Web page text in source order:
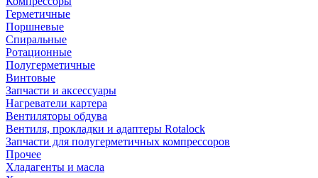
Герметичные
Поршневые
Спиральные
Ротационные
Полугерметичные
Винтовые
Запчасти и аксессуары
Нагреватели картера
Вентиляторы обдува
Вентиля, прокладки и адаптеры Rotalock
Запчасти для полугерметичных компрессоров
Прочее
Хладагенты и масла